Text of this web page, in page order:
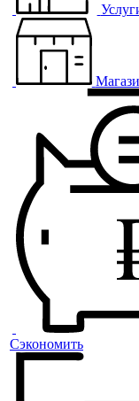
Сэкономить